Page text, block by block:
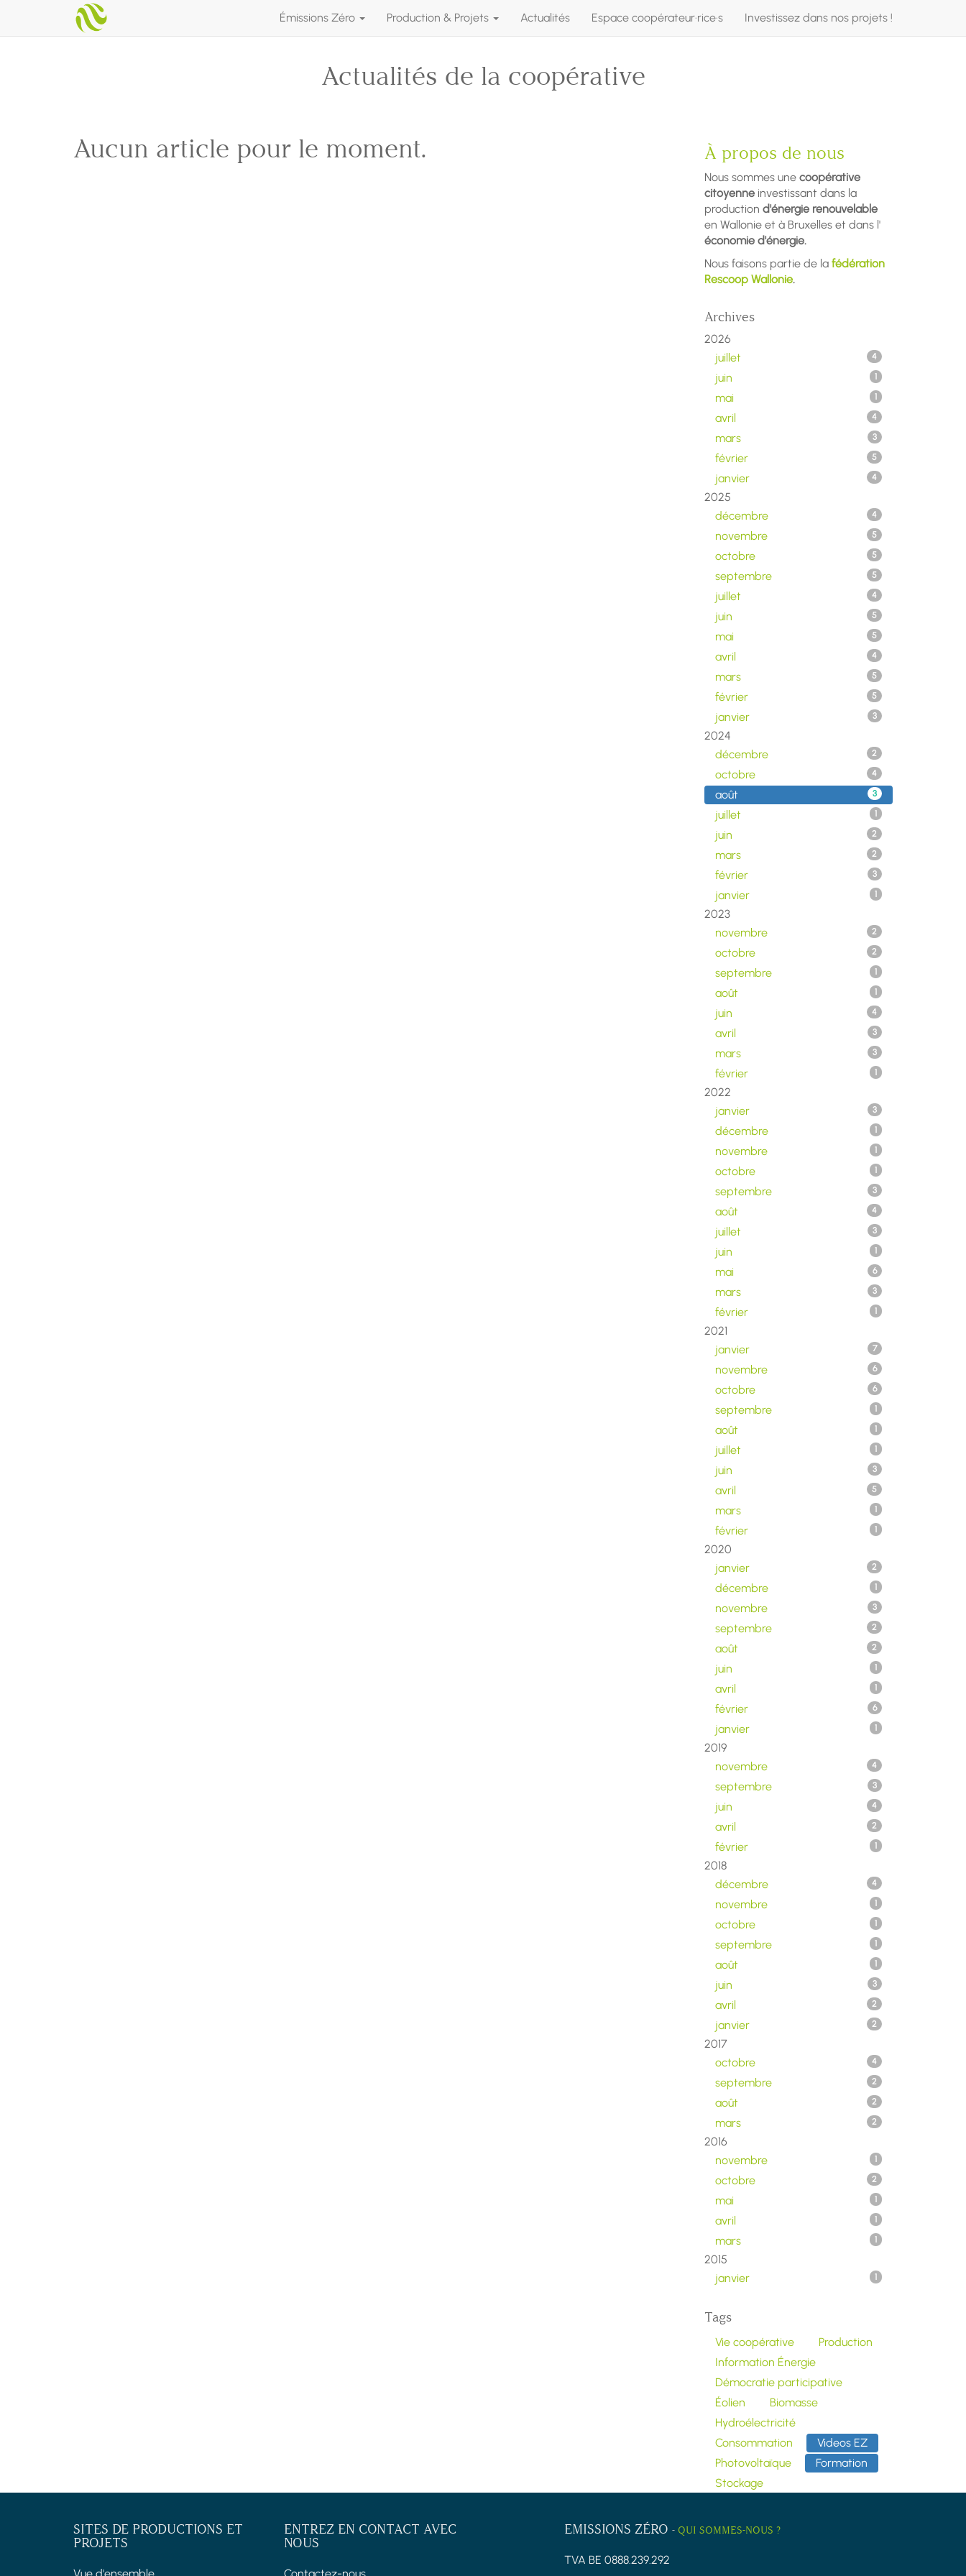
Émissions Zéro Production & Projets Actualités Espace coopérateur·rice·s Investissez dans nos projets !
Actualités de la coopérative
Aucun article pour le moment. À propos de nous
Nous sommes une coopérative
citoyenne investissant dans la
production d'énergie renouvelable
en Wallonie et à Bruxelles et dans l'
économie d'énergie.
Nous faisons partie de la fédération
Rescoop Wallonie.
Archives
2026
juillet
4
juin 1
mai 1
avril 4
mars 3
février 5
janvier 4
2025
décembre
4
novembre 5
octobre 5
septembre 5
juillet 4
juin 5
mai 5
avril 4
mars 5
février 5
janvier 3
2024
décembre
2
octobre 4
août 3
juillet 1
juin 2
mars 2
février 3
janvier 1
2023
novembre
2
octobre 2
septembre 1
août 1
juin 4
avril 3
mars 3
février 1
2022
janvier
3
décembre 1
novembre 1
octobre 1
septembre 3
août 4
juillet 3
juin 1
mai 6
mars 3
février 1
2021
janvier
7
novembre 6
octobre 6
septembre 1
août 1
juillet 1
juin 3
avril 5
mars 1
février 1
2020
janvier
2
décembre 1
novembre 3
septembre 2
août 2
juin 1
avril 1
février 6
janvier 1
2019
novembre
4
septembre 3
juin 4
avril 2
février 1
2018
décembre
4
novembre 1
octobre 1
septembre 1
août 1
juin 3
avril 2
janvier 2
2017
octobre
4
septembre 2
août 2
mars 2
2016
novembre
1
octobre 2
mai 1
avril 1
mars 1
2015
janvier
1
Tags
Vie coopérative
Production
Information Énergie
Démocratie participative
Éolien
Biomasse
Hydroélectricité
Consommation
Videos EZ
Photovoltaïque
Formation
Stockage
SITES DE PRODUCTIONS ET
PROJETS
ENTREZ EN CONTACT AVEC
NOUS
EMISSIONS ZÉRO - QUI SOMMES-NOUS ?
TVA BE 0888.239.292